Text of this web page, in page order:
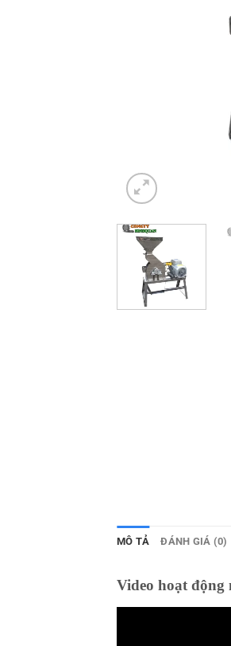
MÔ TẢ ĐÁNH GIÁ (0)
Video hoạt động